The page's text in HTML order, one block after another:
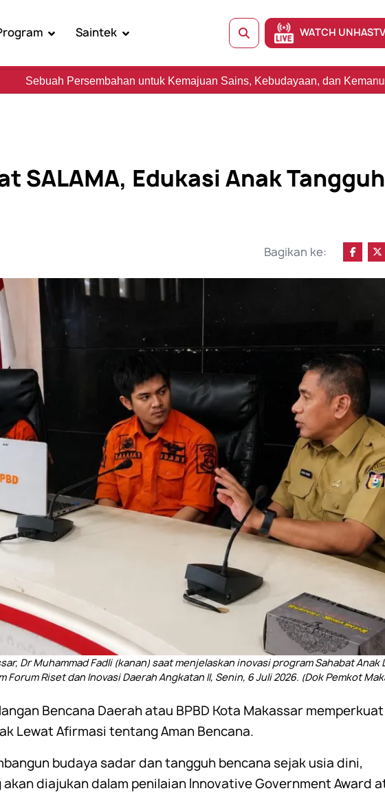
Saintek WATCH
untuk Kemajuan Sains, Kebudayaan, dan Kemanusiaan
SALAMA, Edukasi Anak Tangguh
Bagikan ke:
Dr Muhammad Fadli (kanan) saat menjelaskan inovasi program Sahabat Anak
Forum Riset dan Inovasi Daerah Angkatan II, Senin, 6 Juli 2026. (Dok Pemkot
Bencana Daerah atau BPBD Kota Makassar memperkuat
Lewat Afirmasi tentang Aman Bencana.
budaya sadar dan tangguh bencana sejak usia dini,
diajukan dalam penilaian Innovative Government Award